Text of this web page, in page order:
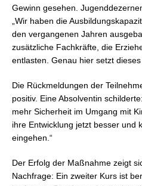
Gewinn gesehen.
„Wir haben die
den vergangenen Jahren
zusätzliche Fachkräfte, die
entlasten. Genau hier setzt
Die Rückmeldungen der
positiv. Eine Absolventin
mehr Sicherheit im Umgang mit
ihre Entwicklung jetzt besser und
eingehen.“
Der Erfolg der Maßnahme zeigt
Nachfrage: Ein zweiter Kurs ist